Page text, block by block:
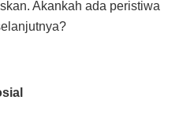
Akankah ada peristiwa